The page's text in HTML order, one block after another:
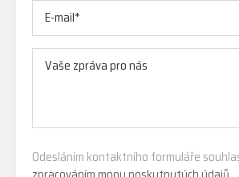
Odesláním kontaktního formuláře